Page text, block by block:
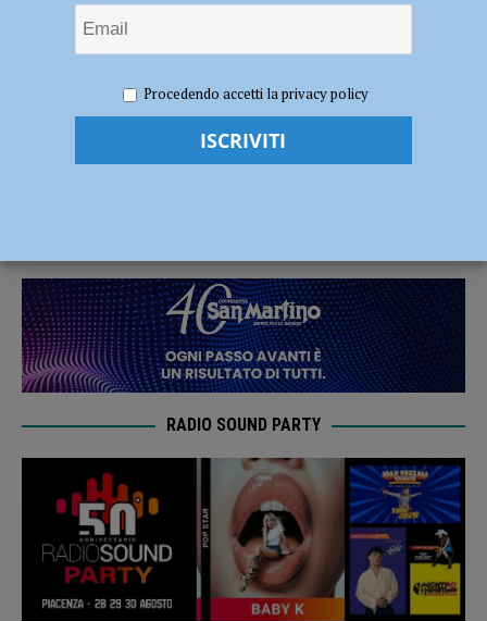
Piacenza, le parole di Brambilla dopo il successo con Faenza – AUDIO
Bakery Piacenza, le parole di Brambilla
RADIO SOUND PARTY
Procedendo accetti la privacy policy